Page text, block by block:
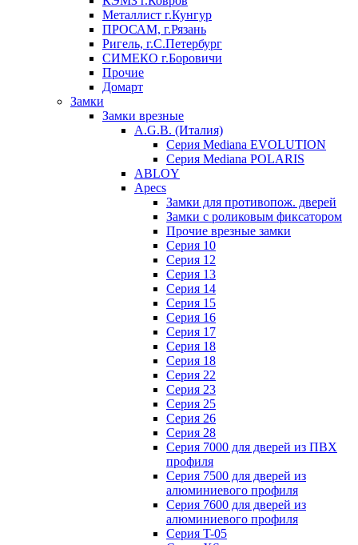
Металлист г.Кунгур
ПРОСАМ, г.Рязань
Ригель, г.С.Петербург
СИМЕКО г.Боровичи
Прочие
Домарт
Замки
Замки врезные
A.G.B. (Италия)
Серия Mediana EVOLUTION
Серия Mediana POLARIS
ABLOY
Apecs
Замки для противопож. дверей
Замки с роликовым фиксатором
Прочие врезные замки
Серия 10
Серия 12
Серия 13
Серия 14
Серия 15
Серия 16
Серия 17
Серия 18
Серия 18
Серия 22
Серия 23
Серия 25
Серия 26
Серия 28
Серия 7000 для дверей из ПВХ
профиля
Серия 7500 для дверей из
алюминиевого профиля
Серия 7600 для дверей из
алюминиевого профиля
Серия T-05